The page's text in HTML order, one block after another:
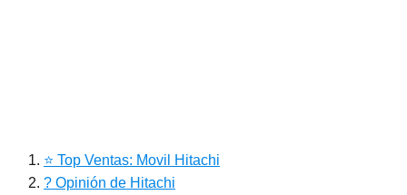
⭐ Top Ventas: Movil Hitachi
? Opinión de Hitachi